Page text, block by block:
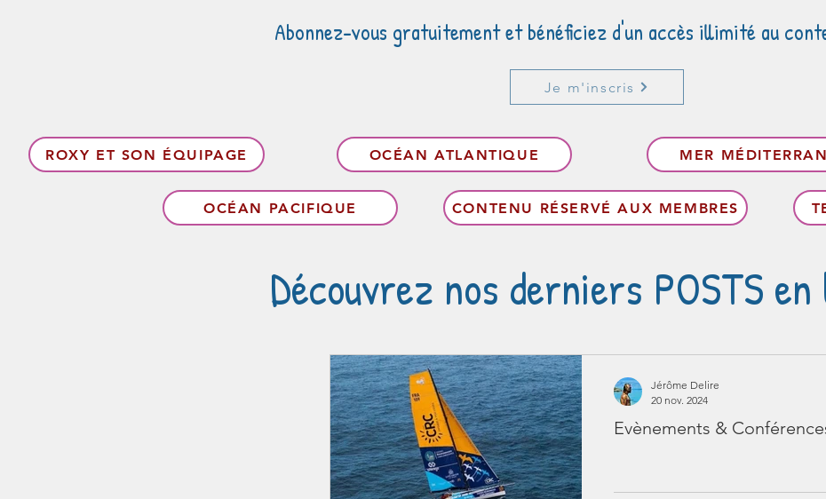
Abonnez-vous gratuitement et bénéficiez d'un accès illimité au
Je m'inscris
ROXY ET SON ÉQUIPAGE OCÉAN ATLANTIQUE MER
OCÉAN PACIFIQUE CONTENU RÉSERVÉ AUX MEMBRES
Découvrez nos derniers POSTS
Evènements &
Jérôme Delire
20 nov. 2024